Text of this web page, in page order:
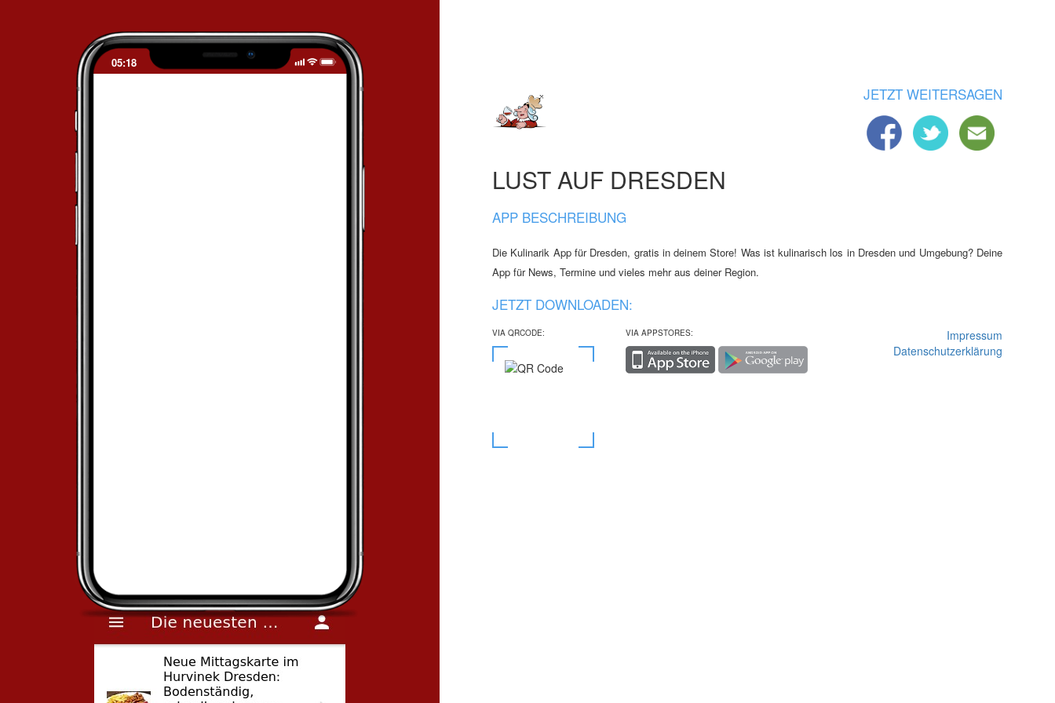
05:18
JETZT WEITERSAGEN
LUST AUF DRESDEN
APP BESCHREIBUNG
Die Kulinarik App für Dresden, gratis in deinem Store! Was ist kulinarisch los in Dresden und Umgebung? Deine
App für News, Termine und vieles mehr aus deiner Region.
JETZT DOWNLOADEN:
VIA QRCODE: VIA APPSTORES:
Impressum
Datenschutzerklärung